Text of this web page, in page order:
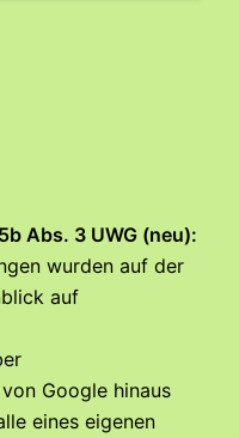
Abs. 3 UWG (neu):
wurden auf der
auf
Google hinaus
eines eigenen